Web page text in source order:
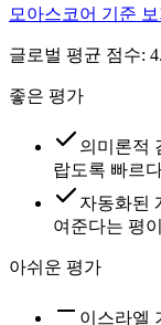
모아스코어 기준 보
글로벌 평균 점수:
좋은 평가
의미론적
랍도록 빠르
자동화된
여준다는 평
아쉬운 평가
이스라엘